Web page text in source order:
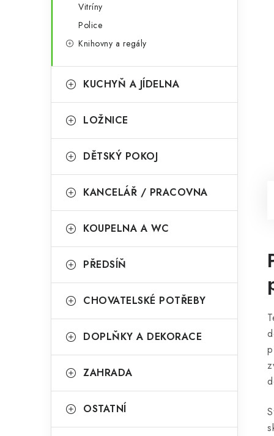
Vitríny
Police
Knihovny a regály
KUCHYŇ A JÍDELNA
LOŽNICE
DĚTSKÝ POKOJ
KANCELÁŘ / PRACOVNA
KOUPELNA A WC
PŘEDSÍŇ
CHOVATELSKÉ POTŘEBY
DOPLŇKY A DEKORACE
ZAHRADA
OSTATNÍ